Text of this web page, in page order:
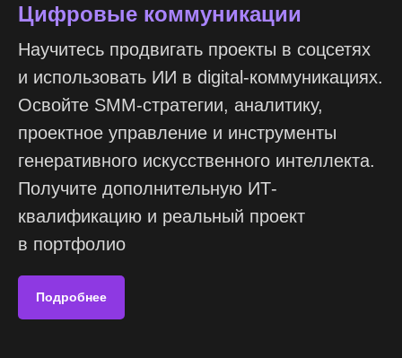
Цифровые коммуникации
Научитесь продвигать проекты в соцсетях
и использовать ИИ в digital-коммуникациях.
Освойте SMM-стратегии, аналитику,
проектное управление и инструменты
генеративного искусственного интеллекта.
Получите дополнительную ИТ-
квалификацию и реальный проект
в портфолио
Подробнее